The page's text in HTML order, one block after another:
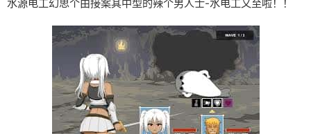
水源电工幻思个由接案其中型的辣个男人士-水电工又至啦！！